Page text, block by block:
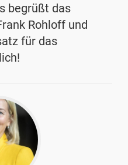
begrüßt das
Rohloff und
für das